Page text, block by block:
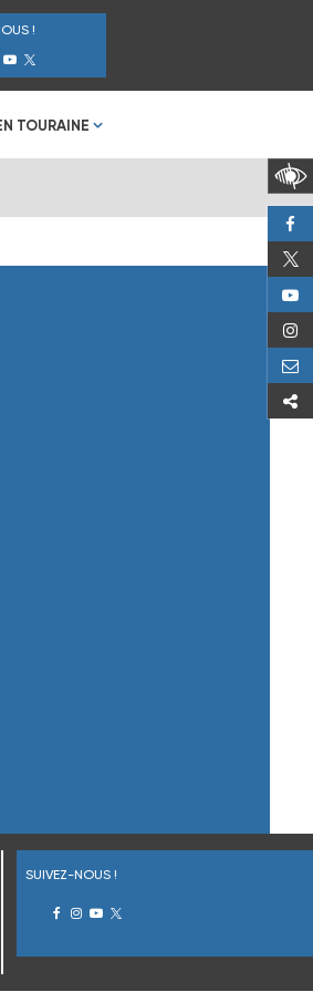
!
TOURAINE
SUIVEZ-NOUS !